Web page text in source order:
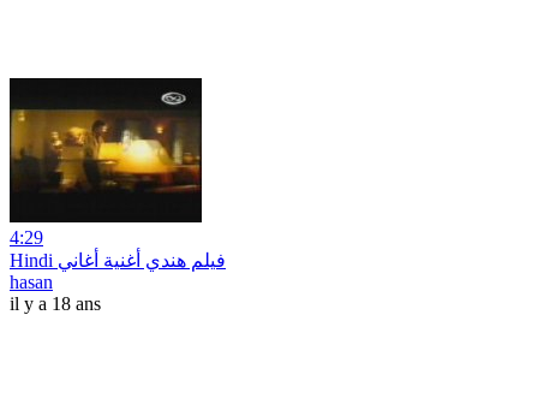
4:29
Hindi فيلم هندي أغنية أغاني
hasan
il y a 18 ans